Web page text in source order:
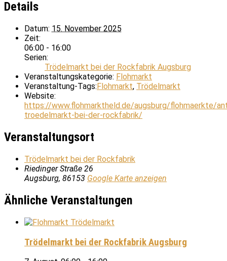
Details
Datum: 15. November 2025
Zeit:
06:00 - 16:00
Serien:
Trödelmarkt bei der Rockfabrik Augsburg
Veranstaltungskategorie: Flohmarkt
Veranstaltung-Tags: Flohmarkt, Trödelmarkt
Website:
https://www.flohmarktheld.de/augsburg/flohmaerkte/
troedelmarkt-bei-der-rockfabrik/
Veranstaltungsort
Trödelmarkt bei der Rockfabrik
Riedinger Straße 26
Augsburg, 86153 Google Karte anzeigen
Ähnliche Veranstaltungen
Trödelmarkt bei der Rockfabrik Augsburg